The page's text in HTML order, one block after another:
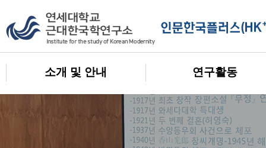
소개 및 안내 연구활동